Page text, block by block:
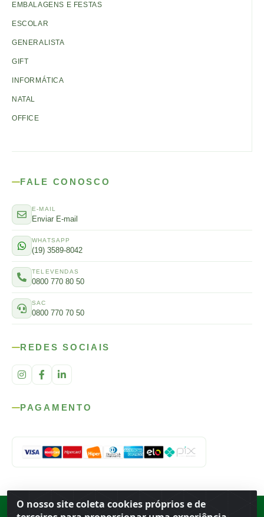
O nosso site coleta cookies próprios e de
EMBALAGENS E FESTAS
ESCOLAR
GENERALISTA
GIFT
INFORMÁTICA
NATAL
OFFICE
FALE CONOSCO
E-MAIL
Enviar E-mail
WHATSAPP
(19) 3589-8042
TELEVENDAS
0800 770 80 50
SAC
0800 770 70 50
REDES SOCIAIS
PAGAMENTO
Rod. SP-215, s/n, km 98 — Área Rural Porto Ferreira ·BR · CEP